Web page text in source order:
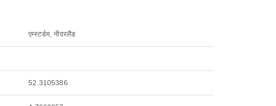
एम्स्टर्डम, नीदरलैंड
52.3105386